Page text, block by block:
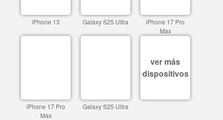
iPhone 13 Galaxy S25 Ultra
iPhone 17 Pro
Max
iPhone 17 Pro
Max
Galaxy S25 Ultra
ver más
dispositivos